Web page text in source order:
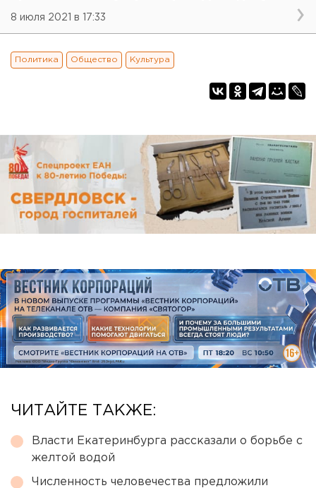
8 июля 2021 в 17:33
Политика Общество Культура
ЧИТАЙТЕ ТАКЖЕ:
Власти Екатеринбурга рассказали о борьбе с
желтой водой
Численность человечества предложили